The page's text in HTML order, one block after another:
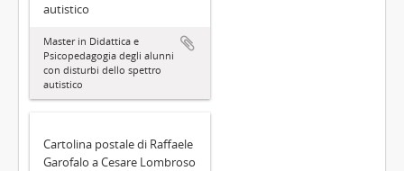
autistico
Master in Didattica e
Psicopedagogia degli alunni
con disturbi dello spettro
autistico
Cartolina postale di Raffaele
Garofalo a Cesare Lombroso